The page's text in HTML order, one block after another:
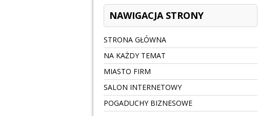
NAWIGACJA STRONY
STRONA GŁÓWNA
NA KAŻDY TEMAT
MIASTO FIRM
SALON INTERNETOWY
POGADUCHY BIZNESOWE